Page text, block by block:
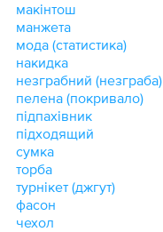
макінтош
манжета
мода (статистика)
накидка
незграбний (незграба)
пелена (покривало)
підпахівник
підходящий
сумка
торба
турнікет (джгут)
фасон
чехол